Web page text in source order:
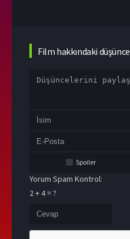
Film hakkındaki
Spoiler
Yorum Spam Kontrol:
2 + 4 = ?